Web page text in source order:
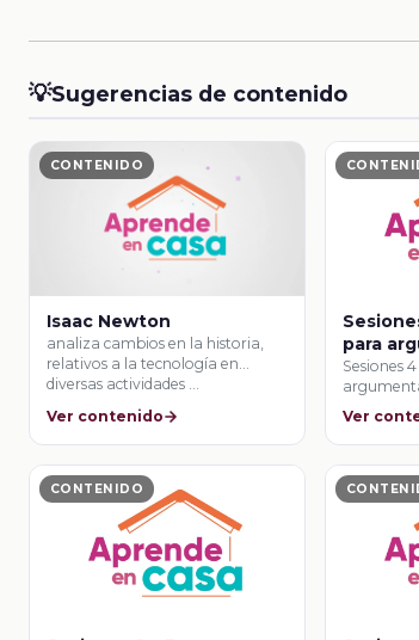
💡Sugerencias de contenido
CONTENIDO
Isaac Newton
analiza cambios en la historia,
relativos a la tecnología en
diversas actividades …
Ver contenido
para
proceso
Sesiones
un …
Ver
CONTENIDO